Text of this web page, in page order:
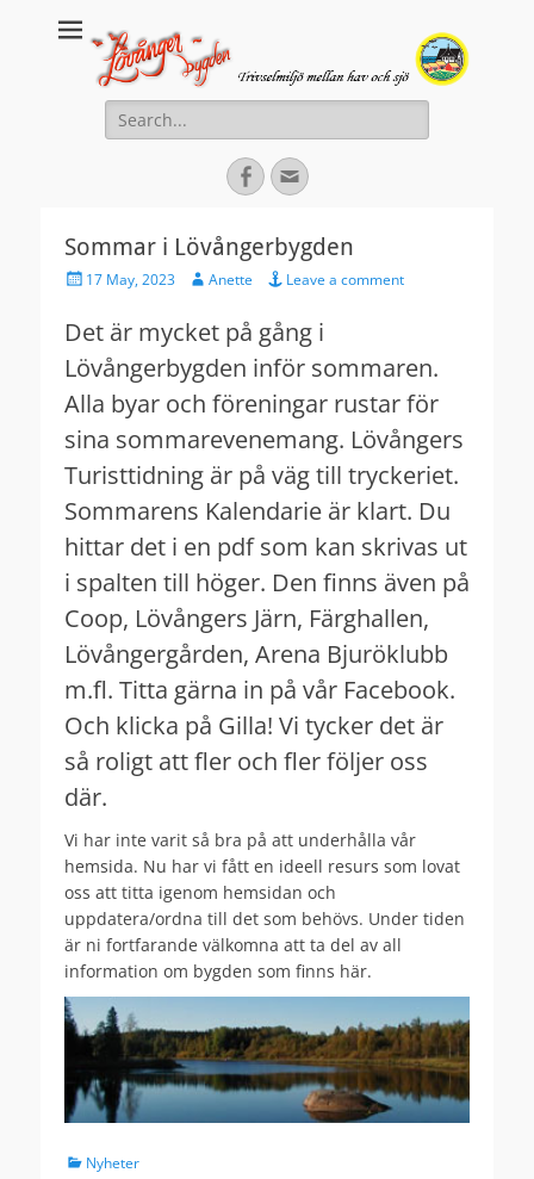
Lovanger.se
Välkommen till Lövånger
Search
for:
Facebook
Email
Sommar i Lövångerbygden
Posted17 May, 2023 Author
Anette Leave a comment
Det är mycket på gång i
Lövångerbygden inför sommaren.
Alla byar och föreningar rustar för
sina sommarevenemang. Lövångers
Turisttidning är på väg till tryckeriet.
Sommarens Kalendarie är klart. Du
hittar det i en pdf som kan skrivas ut
i spalten till höger. Den finns även på
Coop, Lövångers Järn, Färghallen,
Lövångergården, Arena Bjuröklubb
m.fl. Titta gärna in på vår Facebook.
Och klicka på Gilla! Vi tycker det är
så roligt att fler och fler följer oss
där.
Vi har inte varit så bra på att underhålla vår
hemsida. Nu har vi fått en ideell resurs som lovat
oss att titta igenom hemsidan och
uppdatera/ordna till det som behövs. Under tiden
är ni fortfarande välkomna att ta del av all
information om bygden som finns här.
Categories
Nyheter